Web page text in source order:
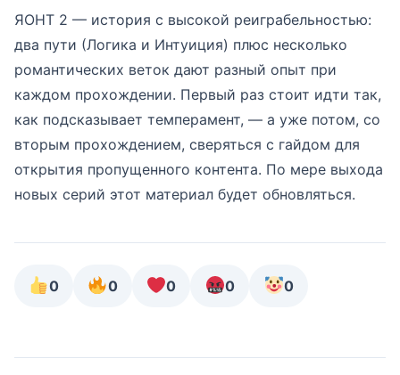
ЯОНТ 2 — история с высокой реиграбельностью:
два пути (Логика и Интуиция) плюс несколько
романтических веток дают разный опыт при
каждом прохождении. Первый раз стоит идти так,
как подсказывает темперамент, — а уже потом, со
вторым прохождением, сверяться с гайдом для
открытия пропущенного контента. По мере выхода
новых серий этот материал будет обновляться.
0 0 0 0 0